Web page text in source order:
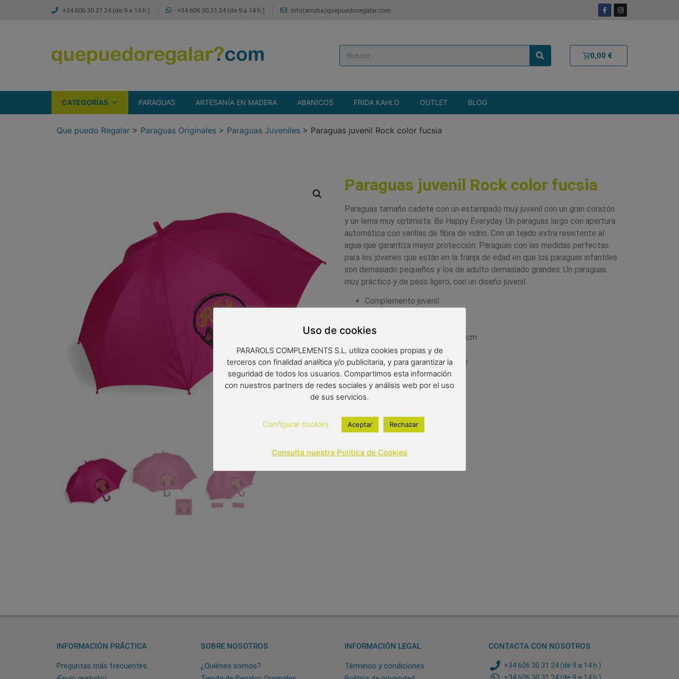
+34 606 30 31 24 (de 9 a 14 h.) +34 606 30 31 24 (de 9 a 14 h.) info(arroba)quepuedoregalar.com
0,00 €
CATEGORÍAS PARAGUAS ARTESANÍA EN MADERA ABANICOS FRIDA KAHLO OUTLET BLOG
Que puedo Regalar > Paraguas Originales > Paraguas Juveniles > Paraguas juvenil Rock color fucsia
Paraguas juvenil Rock color fucsia
Paraguas tamaño cadete con un estampado muy juvenil con un gran corazón
y un lema muy optimista: Be Happy Everyday. Un paraguas largo con apertura
automática con varillas de fibra de vidrio. Con un tejido extra resistente al
agua que garantiza mayor protección. Paraguas con las medidas perfectas
para los jóvenes que están en la franja de edad en que los paraguas infantiles
son demasiado pequeños y los de adulto demasiado grandes. Un paraguas
muy práctico y de peso ligero, con un diseño juvenil.
Complemento juvenil
Paraguas de 8 varillas de 56 cm
Diámetro: 98 cm
Tipo de apertura: automática
Out of stock
INFORMACIÓN PRÁCTICA
Preguntas más frecuentes
SOBRE NOSOTROS
¿Quiénes somos?
INFORMACIÓN LEGAL
Términos y condiciones
CONTACTA CON NOSOTROS
+34 606 30 31 24 (de 9 a 14 h.)
Uso de cookies
PARAROLS COMPLEMENTS S.L. utiliza cookies propias y de
terceros con finalidad analítica y/o publicitaria, y para garantizar la
seguridad de todos los usuarios. Compartimos esta información
con nuestros partners de redes sociales y análisis web por el uso
de sus servicios.
Configurar cookies Aceptar Rechazar
Consulta nuestra Política de Cookies